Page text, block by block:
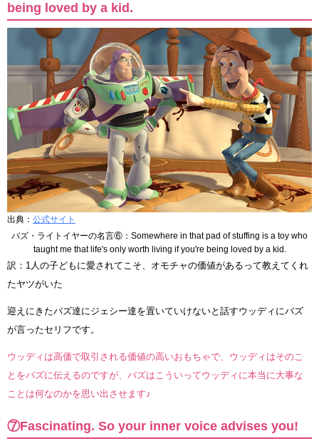
being loved by a kid.
出典： 公式サイト
バズ・ライトイヤーの名言⑥：Somewhere in that pad of stuffing is a toy who
taught me that life's only worth living if you're being loved by a kid.
訳：1人の子どもに愛されてこそ、オモチャの価値があるって教えてくれ
たヤツがいた
迎えにきたバズ達にジェシー達を置いていけないと話すウッディにバズ
が言ったセリフです。
ウッディは高価で取引される価値の高いおもちゃで、ウッディはそのこ
とをバズに伝えるのですが、バズはこういってウッディに本当に大事な
ことは何なのかを思い出させます♪
⑦Fascinating. So your inner voice advises you!